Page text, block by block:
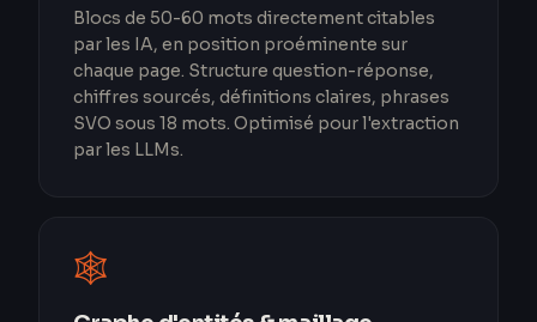
Blocs de 50-60 mots directement citables
par les IA, en position proéminente sur
chaque page. Structure question-réponse,
chiffres sourcés, définitions claires, phrases
SVO sous 18 mots. Optimisé pour l'extraction
par les LLMs.
🕸️